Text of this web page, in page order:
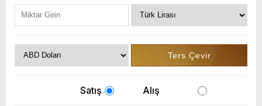
Satış Alış